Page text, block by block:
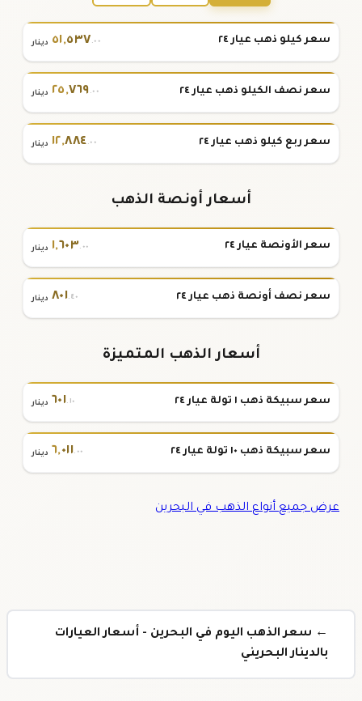
سعر كيلو ذهب عيار ٢٤ ٥١,٥٣٧.٠٠ دينار
سعر نصف الكيلو ذهب عيار ٢٤ ٢٥,٧٦٩.٠٠ دينار
سعر ربع كيلو ذهب عيار ٢٤ ١٢,٨٨٤.٠٠ دينار
أسعار أونصة الذهب
سعر الأونصة عيار ٢٤ ١,٦٠٣.٠٠ دينار
سعر نصف أونصة ذهب عيار ٢٤ ٨٠١.٤٠ دينار
أسعار الذهب المتميزة
سعر سبيكة ذهب ١ تولة عيار ٢٤ ٦٠١.١٠ دينار
سعر سبيكة ذهب ١٠ تولة عيار ٢٤ ٦,٠١١.٠٠ دينار
عرض جميع أنواع الذهب في البحرين
← سعر الذهب اليوم في البحرين - أسعار العيارات
بالدينار البحريني